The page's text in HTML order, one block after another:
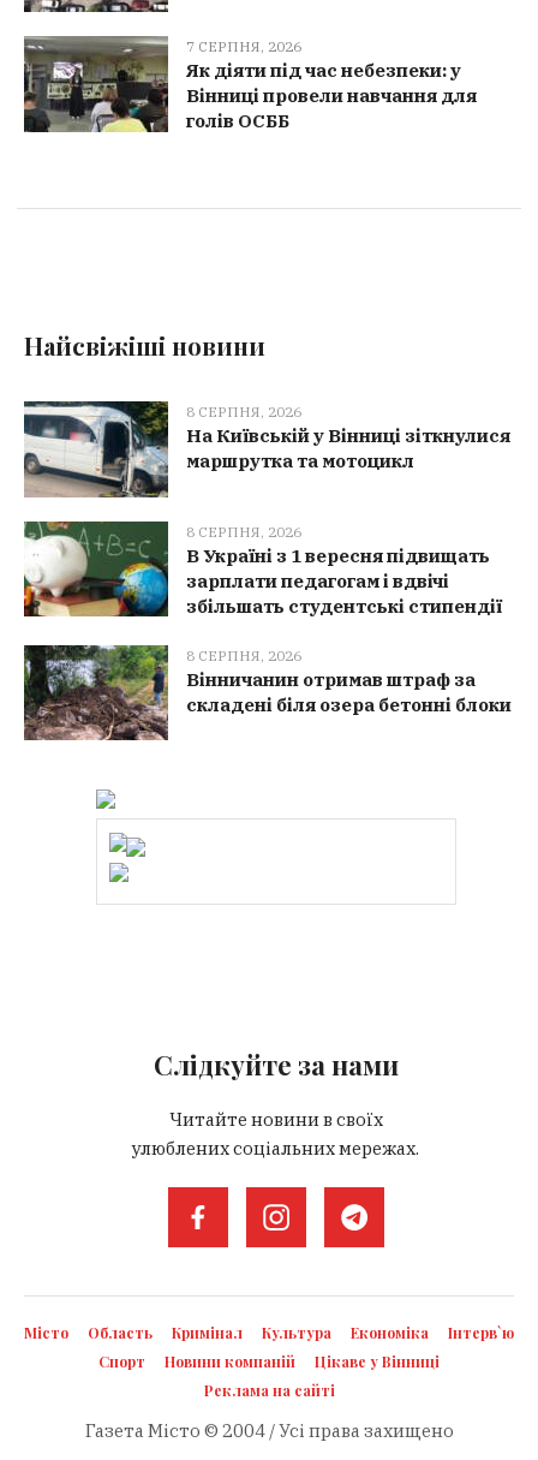
7 СЕРПНЯ, 2026
Як діяти під час небезпеки: у
Вінниці провели навчання для
голів ОСББ
Найсвіжіші новини
8 СЕРПНЯ, 2026
На Київській у Вінниці зіткнулися
маршрутка та мотоцикл
8 СЕРПНЯ, 2026
В Україні з 1 вересня підвищать
зарплати педагогам і вдвічі
збільшать студентські стипендії
8 СЕРПНЯ, 2026
Вінничанин отримав штраф за
складені біля озера бетонні блоки
Слідкуйте за нами
Читайте новини в своїх
улюблених соціальних мережах.
Місто Область Кримінал Культура Економіка
Інтерв`ю
Спорт
Новини компаній
Цікаве у Вінниці
Реклама на сайті
Газета Місто © 2004 / Усі права захищено